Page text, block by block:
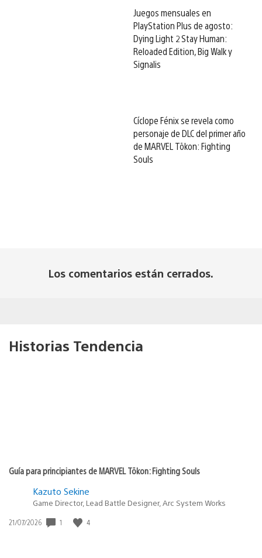
Juegos mensuales en
PlayStation Plus de agosto:
Dying Light 2 Stay Human:
Reloaded Edition, Big Walk y
Signalis
Cíclope Fénix se revela como
personaje de DLC del primer año
de MARVEL Tōkon: Fighting
Souls
Los comentarios están cerrados.
Historias Tendencia
Guía para principiantes de MARVEL Tōkon: Fighting Souls
Kazuto Sekine
Game Director, Lead Battle Designer, Arc System Works
Fecha
21/07/2026 1 4